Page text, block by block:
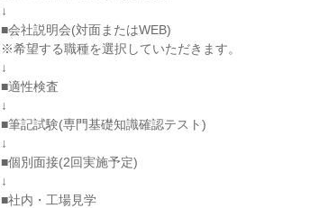
↓
■会社説明会(対面またはWEB)
※希望する職種を選択していただきます。
↓
■適性検査
↓
■筆記試験(専門基礎知識確認テスト)
↓
■個別面接(2回実施予定)
↓
■社内・工場見学